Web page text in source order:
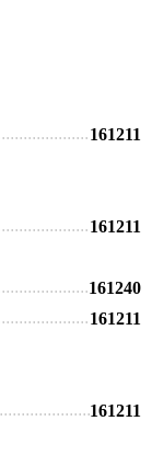
161211
161211
161240
161211
161211